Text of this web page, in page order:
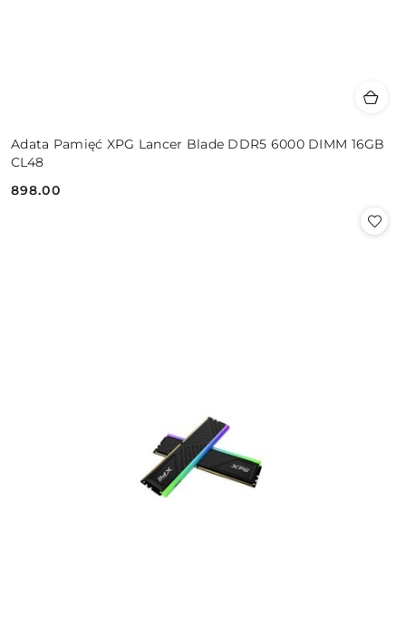
Adata Pamięć XPG Lancer Blade DDR5 6000 DIMM 16GB
CL48
Cena:
898.00